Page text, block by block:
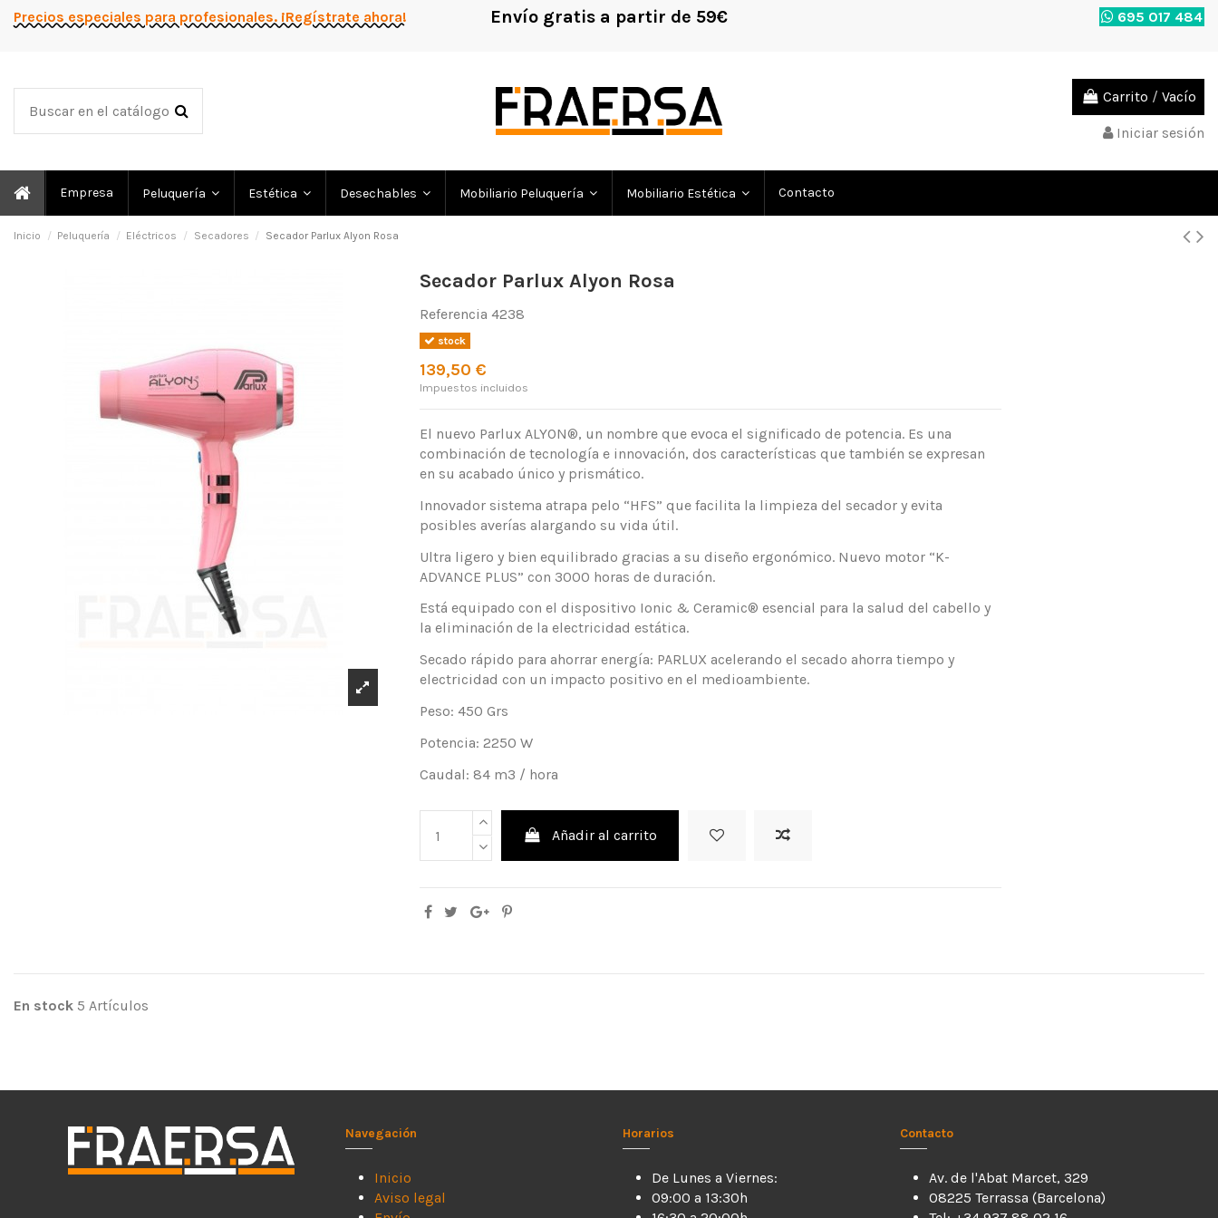
Precios especiales para profesionales. ¡Regístrate ahora! Envío gratis a partir de 59€ 695 017 484
Carrito / Vacío
Iniciar sesión
Empresa Peluquería Estética Desechables Mobiliario Peluquería Mobiliario Estética Contacto
Inicio Peluquería Eléctricos Secadores Secador Parlux Alyon Rosa
Secador Parlux Alyon Rosa
Referencia 4238
stock
139,50 €
Impuestos incluidos
El nuevo Parlux ALYON®, un nombre que evoca el significado de potencia. Es una
combinación de tecnología e innovación, dos características que también se expresan
en su acabado único y prismático.
Innovador sistema atrapa pelo “HFS” que facilita la limpieza del secador y evita
posibles averías alargando su vida útil.
Ultra ligero y bien equilibrado gracias a su diseño ergonómico. Nuevo motor “K-
ADVANCE PLUS” con 3000 horas de duración.
Está equipado con el dispositivo Ionic & Ceramic® esencial para la salud del cabello y
la eliminación de la electricidad estática.
Secado rápido para ahorrar energía: PARLUX acelerando el secado ahorra tiempo y
electricidad con un impacto positivo en el medioambiente.
Peso: 450 Grs
Potencia: 2250 W
Caudal: 84 m3 / hora
Añadir al carrito
En stock 5 Artículos
Navegación
Inicio
Aviso legal
Horarios
De Lunes a Viernes:
09:00 a 13:30h
Contacto
Av. de l'Abat Marcet, 329
08225 Terrassa (Barcelona)